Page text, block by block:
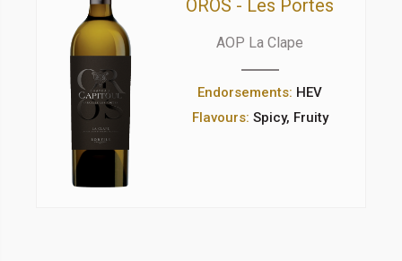
OROS - Les Portes
AOP La Clape
Endorsements: HEV
Flavours: Spicy, Fruity